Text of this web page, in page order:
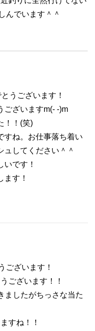
んでいます＾＾
うございます！
ございますm(- -)m
！！(笑)
すね。お仕事落ち着い
ュしてください＾＾
です！
す！
ございます！
ございます！！
ましたがちっさな当た
すね！！